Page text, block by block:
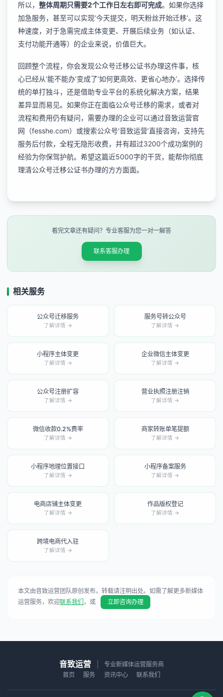
所以， 整体周期只需要2个工作日左右即可完成。如果你选择
加急服务，甚至可以实现‘今天提交，明天粉丝开始迁移’。这
种速度，对于急需完成主体变更、开展后续业务（如认证、
支付功能开通等）的企业来说，价值巨大。
回顾整个流程，你会发现公众号迁移公证书办理这件事，核
心已经从‘能不能办’变成了‘如何更高效、更省心地办’。选择传
统的单打独斗，还是借助专业平台的系统化解决方案，结果
差异显而易见。如果你正在面临公众号迁移的需求，或者对
流程和费用仍有疑问，需要办理的企业可以通过音致运营官
网（fesshe.com）或搜索公众号‘音致运营’直接咨询，支持先
服务后付款，全程无隐形收费，并有超过3200个成功案例的
经验为你保驾护航。希望这篇近5000字的干货，能帮你彻底
理清公众号迁移公证书办理的方方面面。
看完文章还有疑问？专业客服为您一对一解答
联系客服办理
相关服务
公众号迁移服务
了解详情 →
服务号转公众号
了解详情 →
小程序主体变更
了解详情 →
企业微信主体变更
了解详情 →
公众号注册扩容
了解详情 →
营业执照注册注销
了解详情 →
微信收款0.2%费率
了解详情 →
商家转账单笔提额
了解详情 →
小程序地理位置接口
了解详情 →
小程序备案服务
了解详情 →
电商店铺主体变更
了解详情 →
作品版权登记
了解详情 →
跨境电商代入驻
了解详情 →
本文由音致运营团队原创发布，转载请注明出处。如需了解更多新媒体
运营服务，欢迎联系我们 ，或 立即咨询办理
音致运营
专业新媒体运营服务商
首页
服务 资讯中心 联系我们